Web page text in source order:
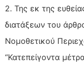
2. Της εκ της
διατάξεων του
Νομοθετικού
“Κατεπείγοντα